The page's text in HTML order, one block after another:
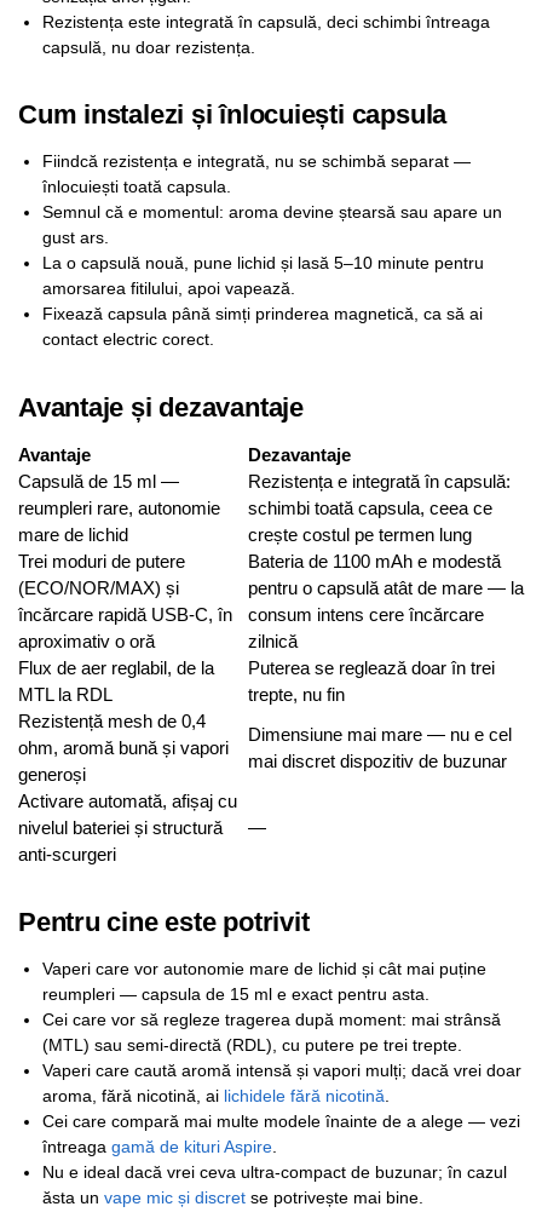
Rezistența este integrată în capsulă, deci schimbi întreaga
capsulă, nu doar rezistența.
Cum instalezi și înlocuiești capsula
Fiindcă rezistența e integrată, nu se schimbă separat —
înlocuiești toată capsula.
Semnul că e momentul: aroma devine ștearsă sau apare un
gust ars.
La o capsulă nouă, pune lichid și lasă 5–10 minute pentru
amorsarea fitilului, apoi vapează.
Fixează capsula până simți prinderea magnetică, ca să ai
contact electric corect.
Avantaje și dezavantaje
Avantaje
Dezavantaje
Capsulă de 15 ml —
reumpleri rare, autonomie
mare de lichid
Rezistența e integrată în capsulă:
schimbi toată capsula, ceea ce
crește costul pe termen lung
Trei moduri de putere
(ECO/NOR/MAX) și
încărcare rapidă USB-C, în
aproximativ o oră
Bateria de 1100 mAh e modestă
pentru o capsulă atât de mare — la
consum intens cere încărcare
zilnică
Flux de aer reglabil, de la
MTL la RDL
Puterea se reglează doar în trei
trepte, nu fin
Rezistență mesh de 0,4
ohm, aromă bună și vapori
generoși
Dimensiune mai mare — nu e cel
mai discret dispozitiv de buzunar
Activare automată, afișaj cu
nivelul bateriei și structură
anti-scurgeri
—
Pentru cine este potrivit
Vaperi care vor autonomie mare de lichid și cât mai puține
reumpleri — capsula de 15 ml e exact pentru asta.
Cei care vor să regleze tragerea după moment: mai strânsă
(MTL) sau semi-directă (RDL), cu putere pe trei trepte.
Vaperi care caută aromă intensă și vapori mulți; dacă vrei doar
aroma, fără nicotină, ai lichidele fără nicotină.
Cei care compară mai multe modele înainte de a alege — vezi
întreaga gamă de kituri Aspire.
Nu e ideal dacă vrei ceva ultra-compact de buzunar; în cazul
ăsta un vape mic și discret se potrivește mai bine.